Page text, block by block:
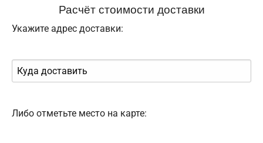
Расчёт стоимости доставки
Укажите адрес доставки:
Либо отметьте место на карте: